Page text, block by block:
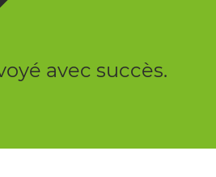
avec succès.